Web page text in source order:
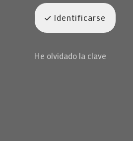
Identificarse
He olvidado la clave